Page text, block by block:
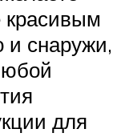
и снаружи,
для